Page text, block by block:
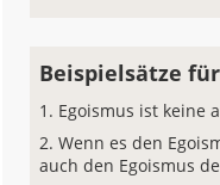
Beispielsätze
Egoismus ist keine
Wenn es den
auch den Egoismus